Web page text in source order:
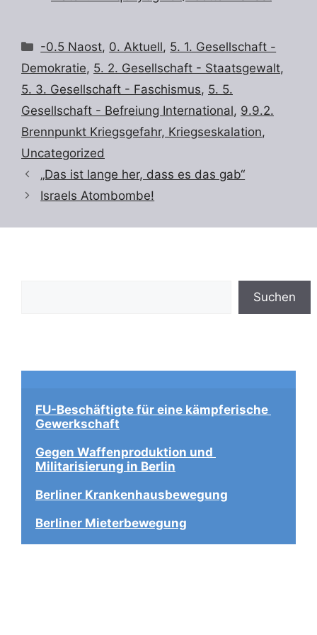
Kategorien
-0.5 Naost, 0. Aktuell, 5. 1. Gesellschaft -
Demokratie, 5. 2. Gesellschaft - Staatsgewalt,
5. 3. Gesellschaft - Faschismus, 5. 5.
Gesellschaft - Befreiung International, 9.9.2.
Brennpunkt Kriegsgefahr, Kriegseskalation,
Uncategorized
„Das ist lange her, dass es das gab“
Israels Atombombe!
Suchen
FU-Beschäftigte für eine kämpferische
Gewerkschaft
Gegen Waffenproduktion und
Militarisierung in Berlin
Berliner Krankenhausbewegung
Berliner Mieterbewegung